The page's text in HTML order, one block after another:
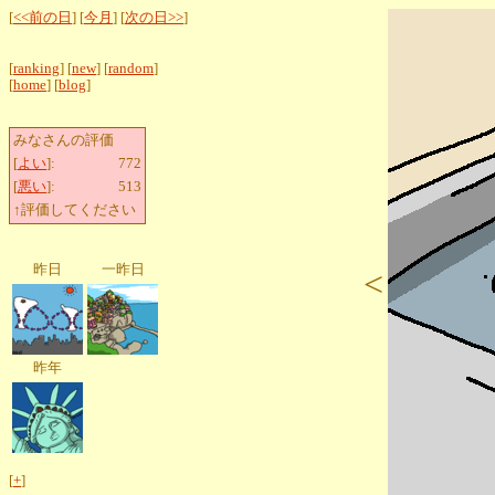
[<<前の日 ] [今月 ] [次の日>>]
[ranking] [new] [random]
[home] [blog]
みなさんの評価
[よい]:
772
[悪い]:
513
↑評価してください
昨日 一昨日
昨年
[+]
<